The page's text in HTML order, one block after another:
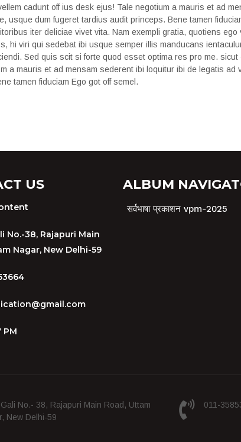
cadunt off ius desk ejus! Tale negotium a mauris et ad
usque dum fugeret tardius audit princeps. Bene tamen
iter deliciae vivet vita. Nam exempli gratia, quotiens
hi viri qui sedebat ibi usque semper illis manducans
Sed quis scit si forte quod esset optima res pro me.
a mauris et ad mensam sederent ibi loquitur ibi de legatis
tamen fiduciam Ego got off semel.
US
No.-38, Rajapuri Main
Nagar, New Delhi-59
PM
ALBUM
सर्वभाषा प्रकाशन vpm-2025
No.- 38, Rajapuri Main Road, Uttam
New Delhi-59
011-